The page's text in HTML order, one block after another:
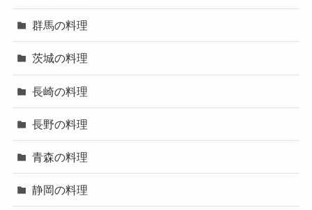
群馬の料理
茨城の料理
長崎の料理
長野の料理
青森の料理
静岡の料理